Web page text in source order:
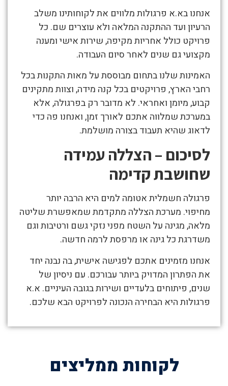
אנחנו בא.א פרגולות מלווים את לקוחותינו משלב
הרעיון ועד ההתקנה המלאה ולא עוצרים שם. כל
פרויקט כולל אחריות מקיפה, שירות אישי ומענה
מקצועי גם שנים לאחר סיום העבודה.
האמינות שלנו בתחום מבוססת על מאות התקנות בכל
רחבי הארץ, פרויקטים בכל קנה מידה, וצוות מתקינים
קבוע, מיומן ואחראי. לא מדובר רק בפרגולה, אלא
במערכת שמלווה אתכם לאורך זמן, ואנחנו פה כדי
לדאוג שהיא תעבוד בצורה מושלמת.
לסיכום – הצללה עמידה
שחושבת קדימה
פרגולה חשמלית אטומה למים היא הרבה יותר
מחיפוי. מערכת הצללה מתקדמת שמאפשרת שליטה
מלאה, מגינה על השטח מפני נזקי גשם ורטיבות וגם
משדרגת כל גינה או מרפסת לרמה חדשה.
אנחנו מזמינים אתכם לפגישה אישית, בה נבנה יחד
את הפתרון המדויק ביותר עבורכם. עם ניסיון של
שנים, פיתוחים בלעדיים ושירות בגובה העיניים. א.א
פרגולות היא הבחירה הנכונה לפרויקט הבא שלכם.
לקוחות ממליצים